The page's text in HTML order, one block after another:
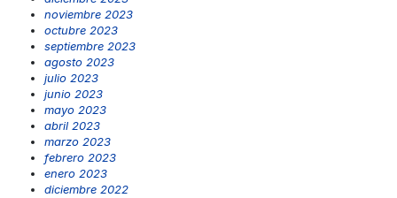
noviembre 2023
octubre 2023
septiembre 2023
agosto 2023
julio 2023
junio 2023
mayo 2023
abril 2023
marzo 2023
febrero 2023
enero 2023
diciembre 2022